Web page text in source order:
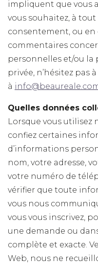
impliquent que vous
vous souhaitez, à
consentement, ou en
commentaires
personnelles et/ou la
privée, n’hésitez pas
à
Quelles données
Lorsque vous utilisez
confiez certaines
d’informations
nom, votre adresse,
votre numéro de
vérifier que toute
vous nous
vous vous inscrivez,
une demande ou
complète et exacte.
Web, nous ne